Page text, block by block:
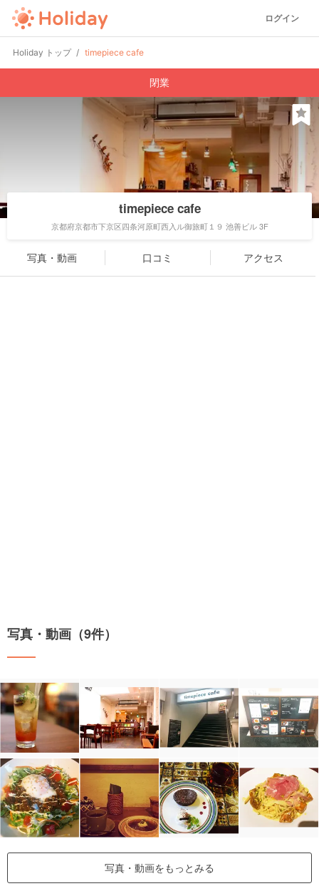
ログイン
Holiday トップ timepiece cafe
閉業
timepiece cafe
京都府京都市下京区四条河原町西入ル御旅町１９ 池善ビル 3F
写真・動画 口コミ アクセス
写真・動画（9件）
写真・動画をもっとみる